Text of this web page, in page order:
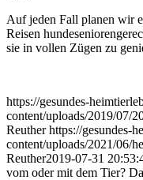
Auf jeden Fall planen wir
Reisen
sie in vollen Zügen zu
https://gesundes-
content/uploads/2019/07/
Reuther https://gesundes-
content/uploads/2021/06/
Reuther2019-07-31
vom oder mit dem Tier?